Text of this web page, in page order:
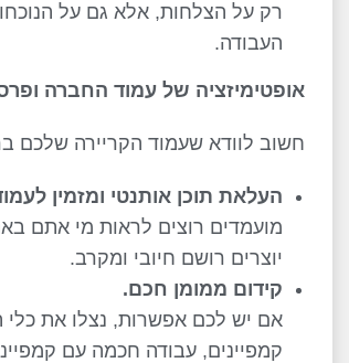
רק על הצלחות, אלא גם על
העבודה.
אופטימיזציה של עמוד החברה
חשוב לוודא שעמוד הקריירה שלכם
העלאת תוכן אותנטי ומזמין
מועמדים רוצים לראות מי אתם
יוצרים רושם חיובי ומקרב.
קידום ממומן חכם.
אם יש לכם אפשרות, נצלו את כלי
קמפיינים, עבודה חכמה עם